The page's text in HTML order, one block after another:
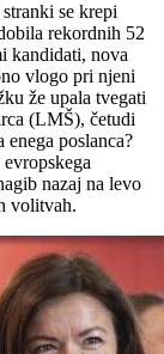
se krepi
rekordnih 52
kandidati, nova
vlogo pri njeni
že upala tvegati
(LMŠ), četudi
poslanca?
nazaj na levo
volitvah.